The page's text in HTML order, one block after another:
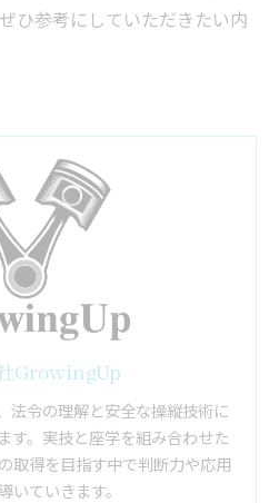
ひ参考にしていただきたい内
GrowingUp
法令の理解と安全な操縦技術に
す。実技と座学を組み合わせた
取得を目指す中で判断力や応用
いていきます。